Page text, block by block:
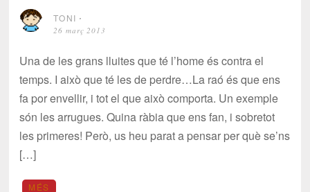
TONI ⋅
26 març 2013
Una de les grans lluites que té l’home és contra el
temps. I això que té les de perdre…La raó és que ens
fa por envellir, i tot el que això comporta. Un exemple
són les arrugues. Quina ràbia que ens fan, i sobretot
les primeres! Però, us heu parat a pensar per què se’ns
[…]
MÉS